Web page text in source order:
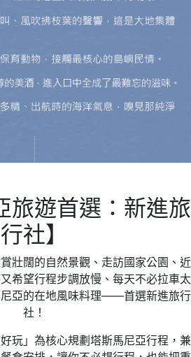
旅遊首選：新進旅
行社】
壯闊的自然景觀、走訪國家公園、近
希望行程步調放慢、每天不必拉車太
亞的在地風味料理——首選新進旅行
社！
玩」為核心規劃塔斯馬尼亞行程，兼